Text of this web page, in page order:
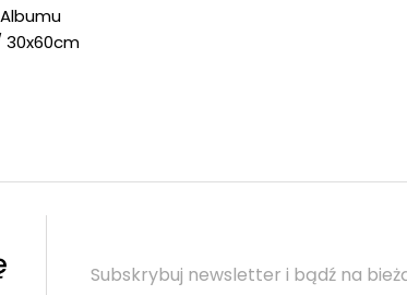
30x60cm
Subskrybuj newsletter i bądź na